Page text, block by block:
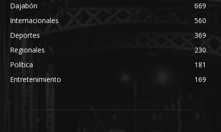
Dajabón
669
Internacionales
560
Deportes
369
Regionales
230
Política
181
Entretenimiento
169